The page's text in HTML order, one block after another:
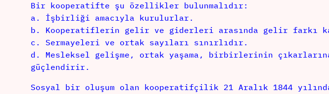
Bir kooperatifte şu özellikler bulunmalıdır:
a. İşbirliği amacıyla kurulurlar.
b. Kooperatiflerin gelir ve giderleri arasında gelir farkı
c. Sermayeleri ve ortak sayıları sınırlıdır.
d. Mesleksel gelişme, ortak yaşama, birbirlerinin
güçlendirir.
Sosyal bir oluşum olan kooperatifçilik 21 Aralık 1844